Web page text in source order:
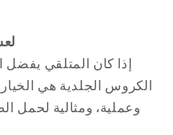
3.
إذا كان المتلقي يفضل
الكروس الجلدية هي
وعملية، ومثالية لحمل